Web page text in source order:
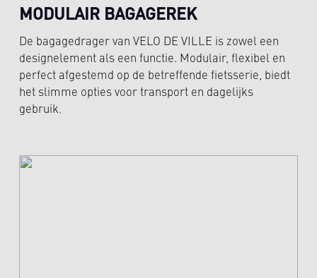
MODULAIR BAGAGEREK
De bagagedrager van VELO DE VILLE is zowel een
designelement als een functie. Modulair, flexibel en
perfect afgestemd op de betreffende fietsserie, biedt
het slimme opties voor transport en dagelijks
gebruik.